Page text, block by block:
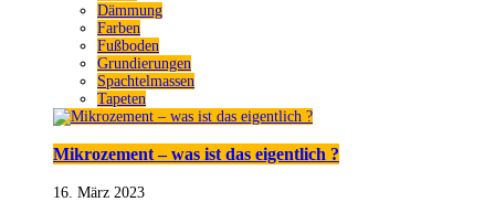
Dämmung
Farben
Fußboden
Grundierungen
Spachtelmassen
Tapeten
Mikrozement – was ist das eigentlich ?
16. März 2023